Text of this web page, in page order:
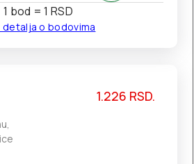
1 bod = 1 RSD
detalja o bodovima
1.226 RSD.